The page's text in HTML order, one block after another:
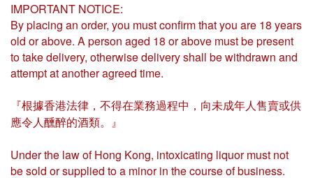
IMPORTANT NOTICE:
By placing an order, you must confirm that you are 18 years
old or above. A person aged 18 or above must be present
to take delivery, otherwise delivery shall be withdrawn and
attempt at another agreed time.
『根據香港法律，不得在業務過程中，向未成年人售賣或供
應令人醺醉的酒類。』
Under the law of Hong Kong, intoxicating liquor must not
be sold or supplied to a minor in the course of business.